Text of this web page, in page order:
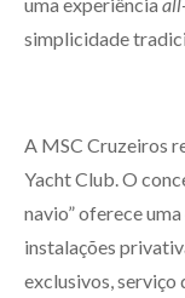
simplicidade
A MSC Cruzeiros
Yacht Club. O
navio” oferece
instalações
exclusivos, serviço